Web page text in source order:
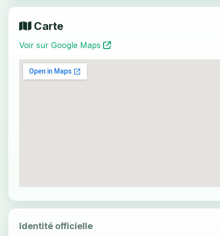
Carte
Voir sur Google Maps
Identité officielle